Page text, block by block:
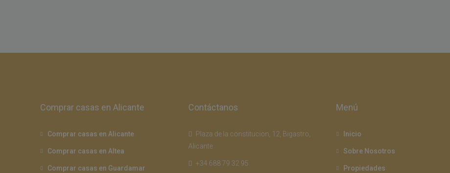
Comprar casas en Alicante
Comprar casas en Alicante
Comprar casas en Altea
Comprar casas en Guardamar
Contáctanos
Plaza de la constitucion, 12, Bigastro,
Alicante
+34 688 79 32 95
Menú
Inicio
Sobre Nosotros
Propiedades